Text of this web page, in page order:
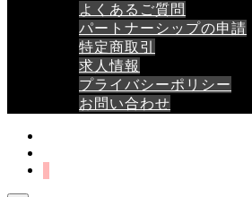
よくあるご質問
パートナーシップの申請
特定商取引
求人情報
プライバシーポリシー
お問い合わせ